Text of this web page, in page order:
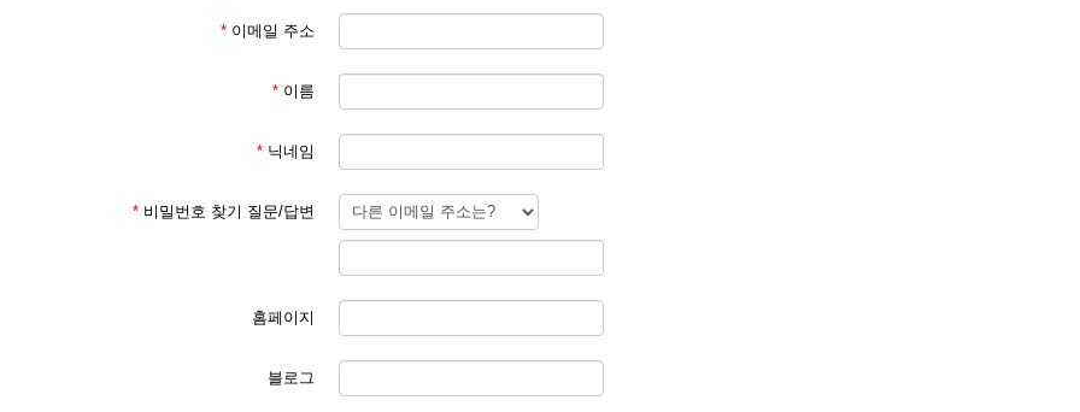
* 이메일 주소
* 이름
* 닉네임
* 비밀번호 찾기 질문/답변
홈페이지
블로그